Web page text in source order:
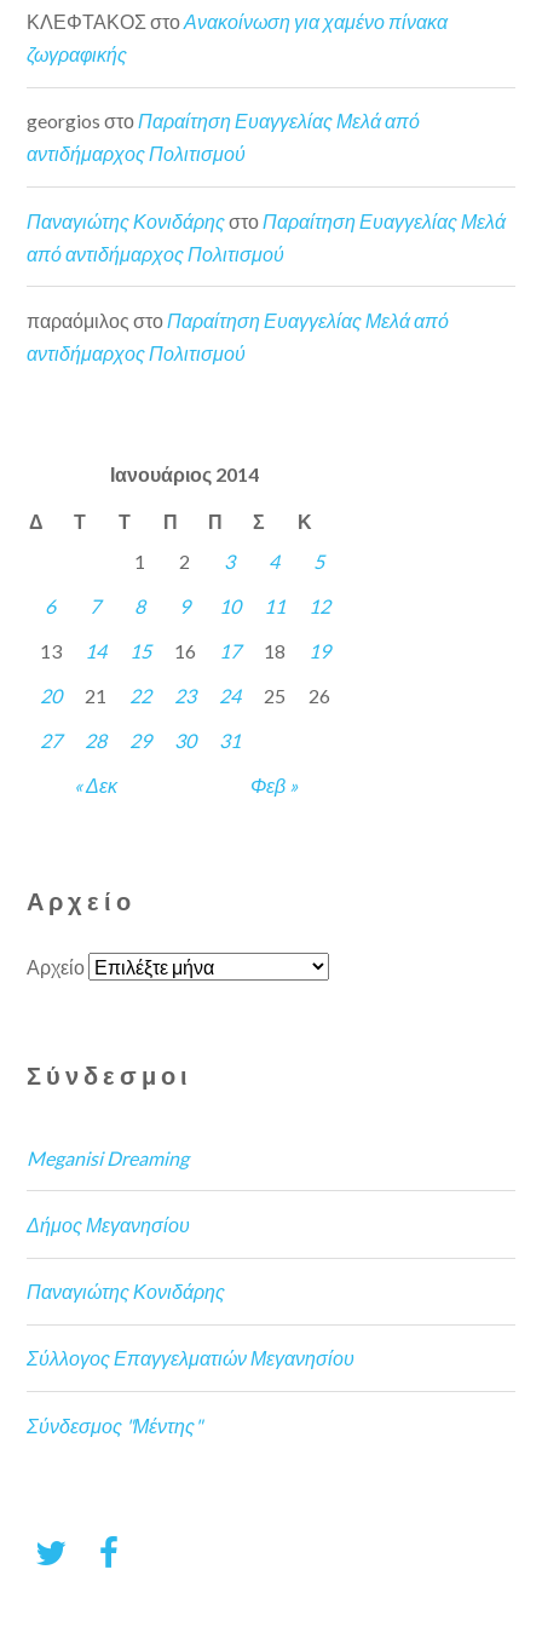
ΚΛΕΦΤΑΚΟΣ στοΑνακοίνωση για χαμένο πίνακα
ζωγραφικής
georgios στοΠαραίτηση Ευαγγελίας Μελά από
αντιδήμαρχος Πολιτισμού
Παναγιώτης Κονιδάρηςστο Παραίτηση Ευαγγελίας Μελά
από αντιδήμαρχος Πολιτισμού
παραόμιλος στο Παραίτηση Ευαγγελίας Μελά από
αντιδήμαρχος Πολιτισμού
Ιανουάριος 2014
Δ Τ Τ Π Π Σ Κ
« Δεκ Φεβ »
1 2 3 4
5
6
7 8 9 10 11
12
13
14 15 16 17 18
19
20
21 22 23 24 25
26
27
28 29 30 31
Αρχείο
Αρχείο
Σύνδεσμοι
Meganisi Dreaming
Δήμος Μεγανησίου
Παναγιώτης Κονιδάρης
Σύλλογος Επαγγελματιών Μεγανησίου
Σύνδεσμος "Μέντης"